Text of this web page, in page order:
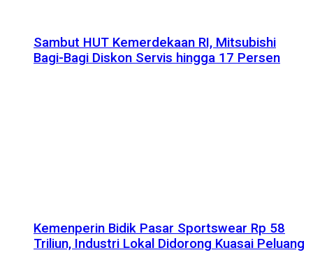
Sambut HUT Kemerdekaan RI, Mitsubishi
Bagi-Bagi Diskon Servis hingga 17 Persen
Kemenperin Bidik Pasar Sportswear Rp 58
Triliun, Industri Lokal Didorong Kuasai Peluang